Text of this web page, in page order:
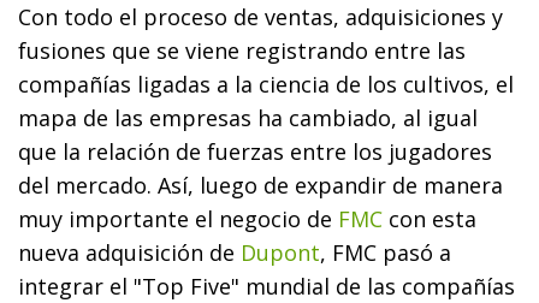
Con todo el proceso de ventas, adquisiciones y
fusiones que se viene registrando entre las
compañías ligadas a la ciencia de los cultivos, el
mapa de las empresas ha cambiado, al igual
que la relación de fuerzas entre los jugadores
del mercado. Así, luego de expandir de manera
muy importante el negocio de FMC con esta
nueva adquisición de Dupont, FMC pasó a
integrar el "Top Five" mundial de las compañías